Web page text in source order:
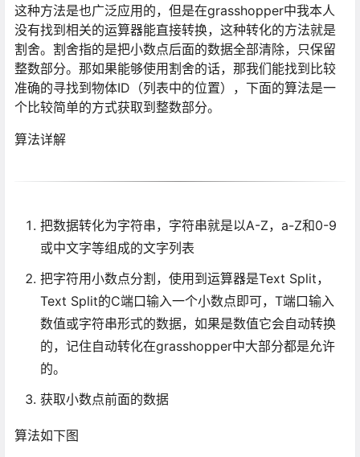
这种方法是也广泛应用的，但是在grasshopper中我本人
没有找到相关的运算器能直接转换，这种转化的方法就是
割舍。割舍指的是把小数点后面的数据全部清除，只保留
整数部分。那如果能够使用割舍的话，那我们能找到比较
准确的寻找到物体ID（列表中的位置），下面的算法是一
个比较简单的方式获取到整数部分。
算法详解
把数据转化为字符串，字符串就是以A-Z，a-Z和0-9
或中文字等组成的文字列表
把字符用小数点分割，使用到运算器是Text Split，
Text Split的C端口输入一个小数点即可，T端口输入
数值或字符串形式的数据，如果是数值它会自动转换
的，记住自动转化在grasshopper中大部分都是允许
的。
获取小数点前面的数据
算法如下图